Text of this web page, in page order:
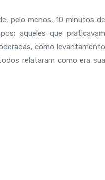
pelo menos, 10 minutos de
aqueles que praticavam
como levantamento
relataram como era sua